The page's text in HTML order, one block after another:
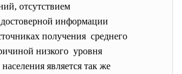
отсутствием
информации
получения среднего
низкого уровня
является так же